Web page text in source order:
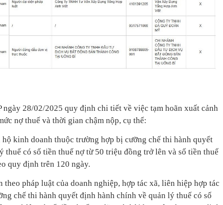
28/02/2025 quy định chi tiết về việc tạm hoãn xuất cảnh
nợ thuế và thời gian chậm nộp, cụ thể:
hộ kinh doanh thuộc trường hợp bị cưỡng chế thi hành quyết
thuế có số tiền thuế nợ từ 50 triệu đồng trở lên và số tiền thuế
quy định trên 120 ngày.
theo pháp luật của doanh nghiệp, hợp tác xã, liên hiệp hợp tác
chế thi hành quyết định hành chính về quản lý thuế có số